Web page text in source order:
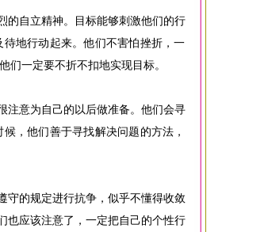
的自立精神。目标能够刺激他们的行
地行动起来。他们不害怕挫折，一
们一定要不折不扣地实现目标。
注意为自己的以后做准备。他们会寻
，他们善于寻找解决问题的方法，
守的规定进行抗争，似乎不懂得收敛
也应该注意了，一定把自己的个性行